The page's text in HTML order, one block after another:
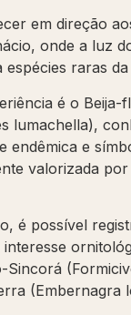
em direção
onde a luz
espécies raras
é o
lumachella),
endêmica e
valorizada
é possível
Sincorá
(Embernagra